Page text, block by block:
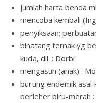
jumlah harta benda
mencoba kembali
penyiksaan;
binatang ternak yg
kuda, dll. : Dorbi
mengasuh (anak) :
burung endemik asal
berleher biru-merah :